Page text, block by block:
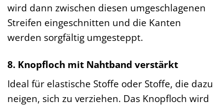
wird dann zwischen diesen umgeschlagenen
Streifen eingeschnitten und die Kanten
werden sorgfältig umgesteppt.
8. Knopfloch mit Nahtband verstärkt
Ideal für elastische Stoffe oder Stoffe, die dazu
neigen, sich zu verziehen. Das Knopfloch wird